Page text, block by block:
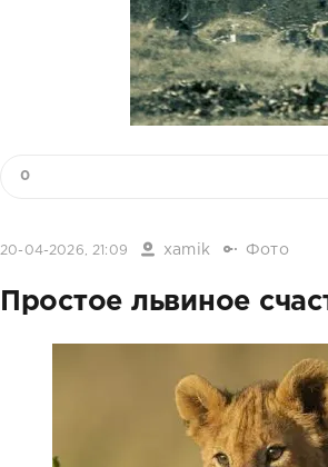
0
20-04-2026, 21:09 xamik Фото
Простое львиное